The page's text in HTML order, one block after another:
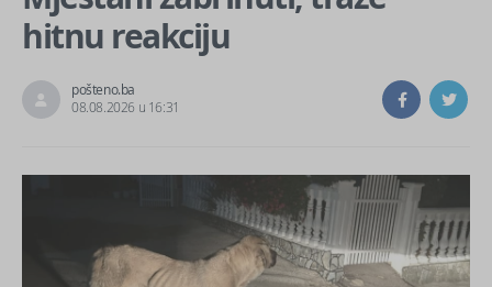
hitnu reakciju
pošteno.ba
08.08.2026 u 16:31